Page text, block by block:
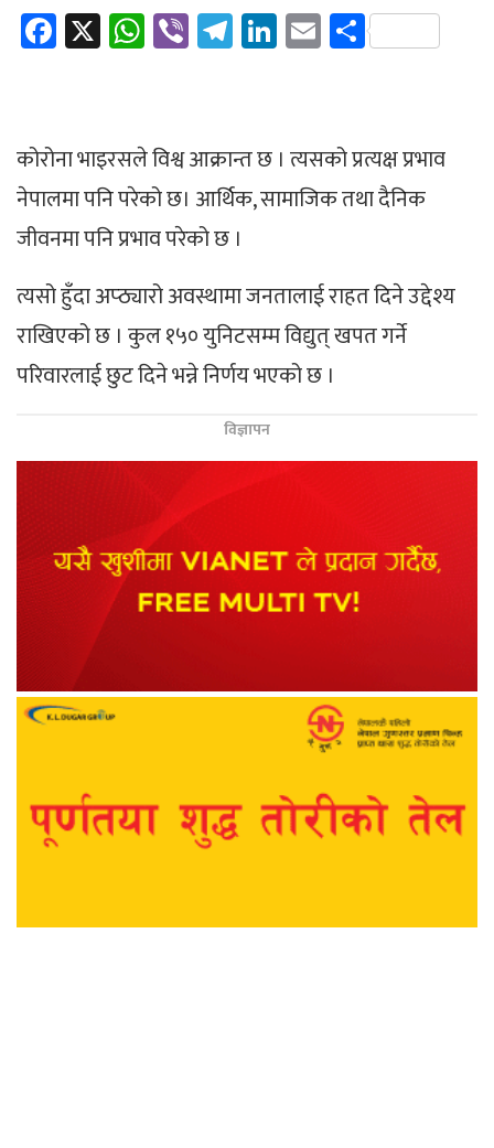
Facebook
X WhatsApp
ViberTelegram
LinkedIn
EmailShare
कोरोना भाइरसले विश्व आक्रान्त छ । त्यसको प्रत्यक्ष प्रभाव
नेपालमा पनि परेको छ। आर्थिक, सामाजिक तथा दैनिक
जीवनमा पनि प्रभाव परेको छ ।
त्यसो हुँदा अप्ठ्यारो अवस्थामा जनतालाई राहत दिने उद्देश्य
राखिएको छ । कुल १५० युनिटसम्म विद्युत् खपत गर्ने
परिवारलाई छुट दिने भन्ने निर्णय भएको छ ।
विज्ञापन